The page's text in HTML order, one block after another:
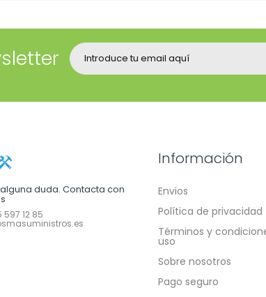
duda. Contacta con
12 85
Información
Envios
Política de privacidad
Términos y
uso
Sobre nosotros
Pago seguro